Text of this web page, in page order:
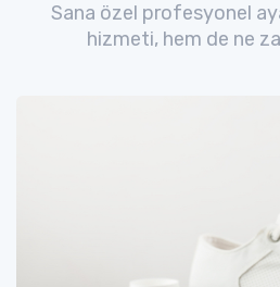
Sana özel profesyonel
hizmeti, hem de ne